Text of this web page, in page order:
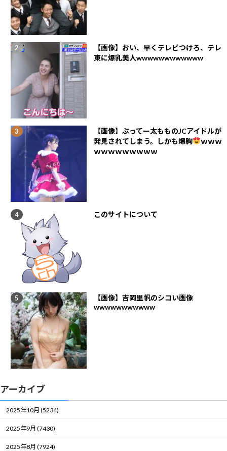
【画像】おい、早くテレビつけろ、テレ
東に爆乳美人wwwwwwwwwwww
【画像】ぶってー太もものJCアイドルが
発見されてしまう。しかも爆胸
ｗｗｗ
ｗｗｗｗｗｗｗｗｗ
このサイトについて
【画像】吉岡里帆のシコい画像
wwwwwwwwwww
アーカイブ
2025年10月 (5234)
2025年9月 (7430)
2025年8月 (7924)